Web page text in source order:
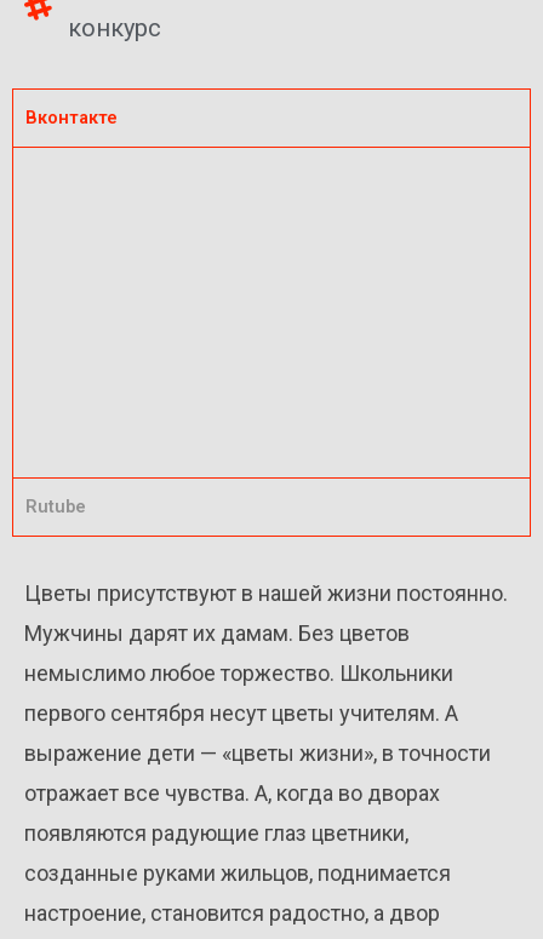
конкурс
Вконтакте
Rutube
Цветы присутствуют в нашей жизни постоянно.
Мужчины дарят их дамам. Без цветов
немыслимо любое торжество. Школьники
первого сентября несут цветы учителям. А
выражение дети — «цветы жизни», в точности
отражает все чувства. А, когда во дворах
появляются радующие глаз цветники,
созданные руками жильцов, поднимается
настроение, становится радостно, а двор